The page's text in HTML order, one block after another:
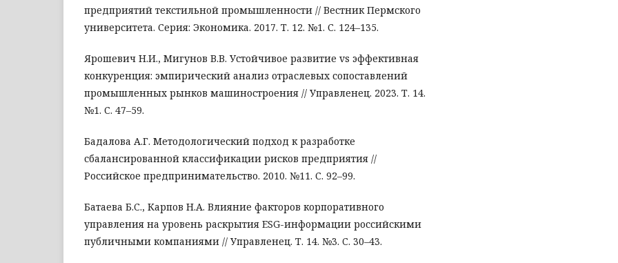
предприятий текстильной промышленности // Вестник Пермского
университета. Серия: Экономика. 2017. Т. 12. №1. С. 124–135.
Ярошевич Н.И., Мигунов В.В. Устойчивое развитие vs эффективная
конкуренция: эмпирический анализ отраслевых сопоставлений
промышленных рынков машиностроения // Управленец. 2023. Т. 14.
№1. С. 47–59.
Бадалова А.Г. Методологический подход к разработке
сбалансированной классификации рисков предприятия //
Российское предпринимательство. 2010. №11. С. 92–99.
Батаева Б.C., Карпов Н.А. Влияние факторов корпоративного
управления на уровень раскрытия ESG-информации российскими
публичными компаниями // Управленец. Т. 14. №3. C. 30–43.